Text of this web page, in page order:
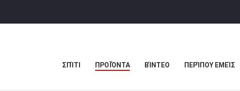
ΣΠΊΤΙ ΠΡΟΪΌΝΤΑ ΒΊΝΤΕΟ ΠΕΡΊΠΟΥ ΕΜΕΊΣ